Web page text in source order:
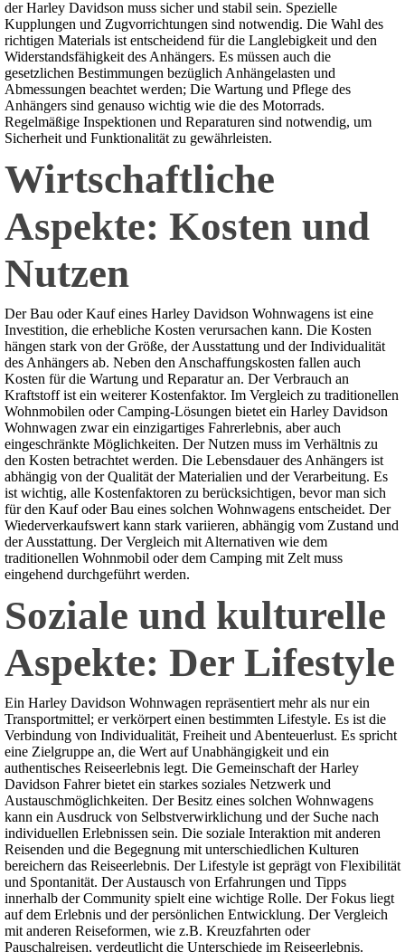
der Harley Davidson muss sicher und stabil sein. Spezielle
Kupplungen und Zugvorrichtungen sind notwendig. Die Wahl des
richtigen Materials ist entscheidend für die Langlebigkeit und den
Widerstandsfähigkeit des Anhängers. Es müssen auch die
gesetzlichen Bestimmungen bezüglich Anhängelasten und
Abmessungen beachtet werden; Die Wartung und Pflege des
Anhängers sind genauso wichtig wie die des Motorrads.
Regelmäßige Inspektionen und Reparaturen sind notwendig, um
Sicherheit und Funktionalität zu gewährleisten.
Wirtschaftliche
Aspekte: Kosten und
Nutzen
Der Bau oder Kauf eines Harley Davidson Wohnwagens ist eine
Investition, die erhebliche Kosten verursachen kann. Die Kosten
hängen stark von der Größe, der Ausstattung und der Individualität
des Anhängers ab. Neben den Anschaffungskosten fallen auch
Kosten für die Wartung und Reparatur an. Der Verbrauch an
Kraftstoff ist ein weiterer Kostenfaktor. Im Vergleich zu traditionellen
Wohnmobilen oder Camping-Lösungen bietet ein Harley Davidson
Wohnwagen zwar ein einzigartiges Fahrerlebnis, aber auch
eingeschränkte Möglichkeiten. Der Nutzen muss im Verhältnis zu
den Kosten betrachtet werden. Die Lebensdauer des Anhängers ist
abhängig von der Qualität der Materialien und der Verarbeitung. Es
ist wichtig, alle Kostenfaktoren zu berücksichtigen, bevor man sich
für den Kauf oder Bau eines solchen Wohnwagens entscheidet. Der
Wiederverkaufswert kann stark variieren, abhängig vom Zustand und
der Ausstattung. Der Vergleich mit Alternativen wie dem
traditionellen Wohnmobil oder dem Camping mit Zelt muss
eingehend durchgeführt werden.
Soziale und kulturelle
Aspekte: Der Lifestyle
Ein Harley Davidson Wohnwagen repräsentiert mehr als nur ein
Transportmittel; er verkörpert einen bestimmten Lifestyle. Es ist die
Verbindung von Individualität, Freiheit und Abenteuerlust. Es spricht
eine Zielgruppe an, die Wert auf Unabhängigkeit und ein
authentisches Reiseerlebnis legt. Die Gemeinschaft der Harley
Davidson Fahrer bietet ein starkes soziales Netzwerk und
Austauschmöglichkeiten. Der Besitz eines solchen Wohnwagens
kann ein Ausdruck von Selbstverwirklichung und der Suche nach
individuellen Erlebnissen sein. Die soziale Interaktion mit anderen
Reisenden und die Begegnung mit unterschiedlichen Kulturen
bereichern das Reiseerlebnis. Der Lifestyle ist geprägt von Flexibilität
und Spontanität. Der Austausch von Erfahrungen und Tipps
innerhalb der Community spielt eine wichtige Rolle. Der Fokus liegt
auf dem Erlebnis und der persönlichen Entwicklung. Der Vergleich
mit anderen Reiseformen, wie z.B. Kreuzfahrten oder
Pauschalreisen, verdeutlicht die Unterschiede im Reiseerlebnis.